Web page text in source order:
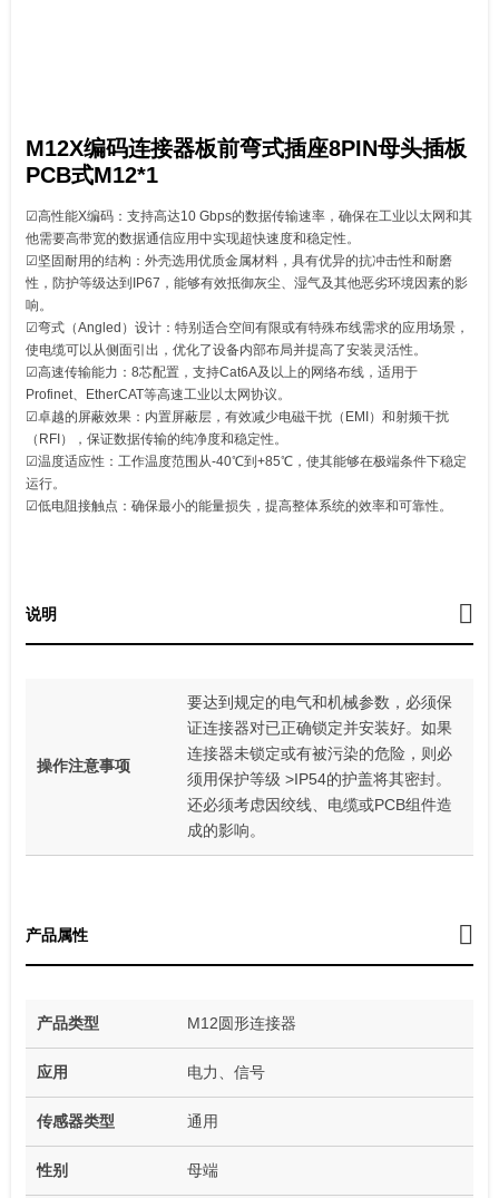
M12X编码连接器板前弯式插座8PIN母头插板
PCB式M12*1
☑高性能X编码：支持高达10 Gbps的数据传输速率，确保在工业以太网和其
他需要高带宽的数据通信应用中实现超快速度和稳定性。
☑坚固耐用的结构：外壳选用优质金属材料，具有优异的抗冲击性和耐磨
性，防护等级达到IP67，能够有效抵御灰尘、湿气及其他恶劣环境因素的影
响。
☑弯式（Angled）设计：特别适合空间有限或有特殊布线需求的应用场景，
使电缆可以从侧面引出，优化了设备内部布局并提高了安装灵活性。
☑高速传输能力：8芯配置，支持Cat6A及以上的网络布线，适用于
Profinet、EtherCAT等高速工业以太网协议。
☑卓越的屏蔽效果：内置屏蔽层，有效减少电磁干扰（EMI）和射频干扰
（RFI），保证数据传输的纯净度和稳定性。
☑温度适应性：工作温度范围从-40℃到+85℃，使其能够在极端条件下稳定
运行。
☑低电阻接触点：确保最小的能量损失，提高整体系统的效率和可靠性。
说明
操作注意事项
要达到规定的电气和机械参数，必须保
证连接器对已正确锁定并安装好。如果
连接器未锁定或有被污染的危险，则必
须用保护等级 >IP54的护盖将其密封。
还必须考虑因绞线、电缆或PCB组件造
成的影响。
产品属性
产品类型 M12圆形连接器
应用 电力、信号
传感器类型 通用
性别 母端